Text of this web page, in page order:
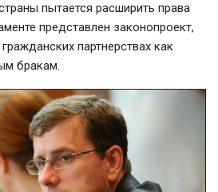
пытается расширить права
представлен законопроект,
партнерствах как
бракам.